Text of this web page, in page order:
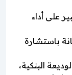
على أداء
باستشارة
البنكية،